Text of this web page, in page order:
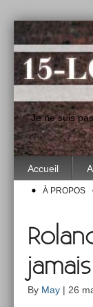
"Je ne suis
Accueil
À PROPOS
By May | 26